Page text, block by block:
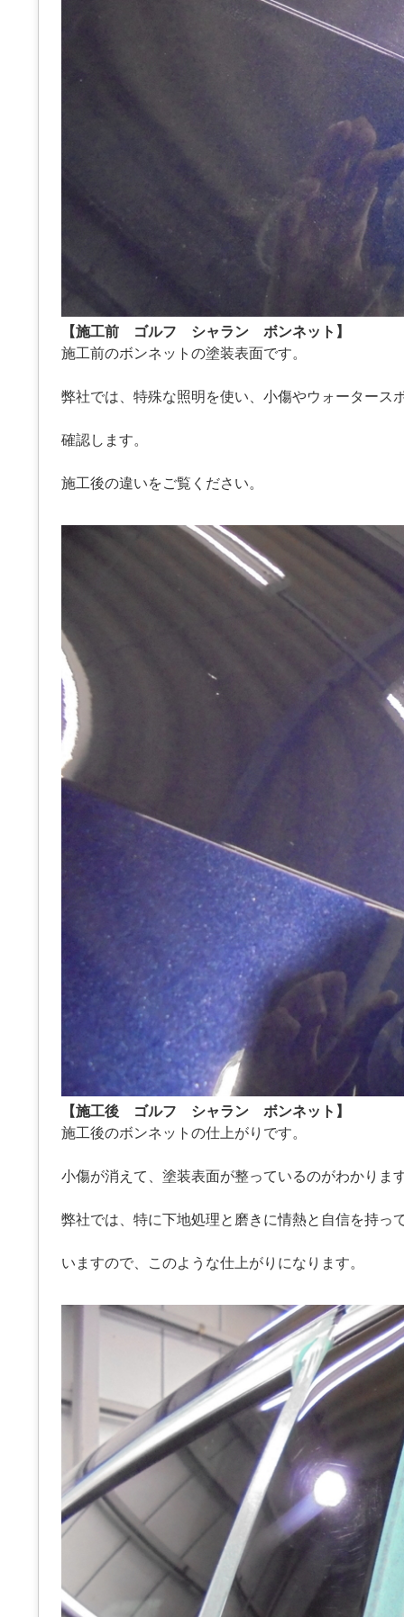
【施工前 ゴルフ シャラン ボンネット】
施工前のボンネットの塗装表面です。
弊社では、特殊な照明を使い、小傷やウォータース
確認します。
施工後の違いをご覧ください。
【施工後 ゴルフ シャラン ボンネット】
施工後のボンネットの仕上がりです。
小傷が消えて、塗装表面が整っているのがわかりま
弊社では、特に下地処理と磨きに情熱と自信を持っ
いますので、このような仕上がりになります。